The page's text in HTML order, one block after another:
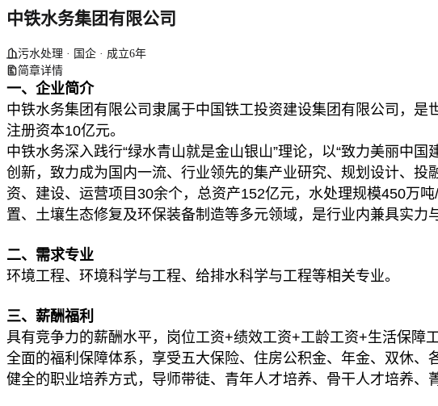
中铁水务集团有限公司
污水处理 · 国企 · 成立6年
简章详情
一、企业简介
中铁水务集团有限公司隶属于中国铁工投资建设集团有限公司，
注册资本10亿元。
中铁水务深入践行“绿水青山就是金山银山”理论，以“致力美丽中
创新，致力成为国内一流、行业领先的集产业研究、规划设计、
资、建设、运营项目30余个，总资产152亿元，水处理规模450万
置、土壤生态修复及环保装备制造等多元领域，是行业内兼具实力
二、需求专业
环境工程、环境科学与工程、给排水科学与工程等相关专业。
三、薪酬福利
具有竞争力的薪酬水平，岗位工资+绩效工资+工龄工资+生活保障
全面的福利保障体系，享受五大保险、住房公积金、年金、双休、
健全的职业培养方式，导师带徒、青年人才培养、骨干人才培养、